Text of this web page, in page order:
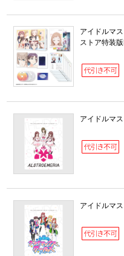
アイドルマ
ストア特装
アイドルマ
アイドルマ